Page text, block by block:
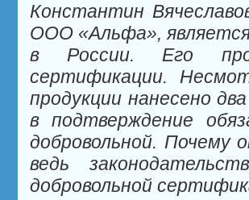
Константин
ООО «Альфа»,
в России. Его
сертификации.
продукции нанесено
в подтверждение
добровольной. Почему
ведь
добровольной